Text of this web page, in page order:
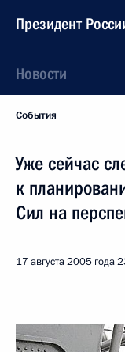
Президент
Новости
События
Уже сейчас
к
Сил на
17 августа 2005 года